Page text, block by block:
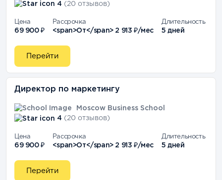
4 (20 отзывов)
Цена
69 900 ₽
Рассрочка
<span>От</span> 2 913 ₽/мес
Длительность
5 дней
Перейти
Директор по маркетингу
Moscow Business School
4 (20 отзывов)
Цена
69 900 ₽
Рассрочка
<span>От</span> 2 913 ₽/мес
Длительность
5 дней
Перейти